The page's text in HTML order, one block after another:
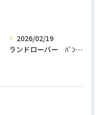
2026/02/19
ランドローバー ﾊﾞﾝﾊﾟｰ修理